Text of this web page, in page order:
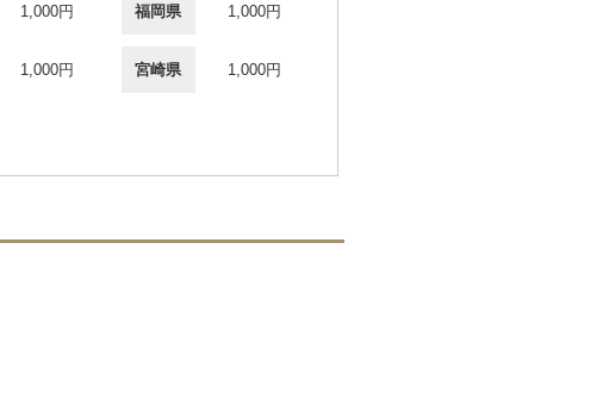
1,000円 福岡県 1,000円
1,000円 宮崎県 1,000円